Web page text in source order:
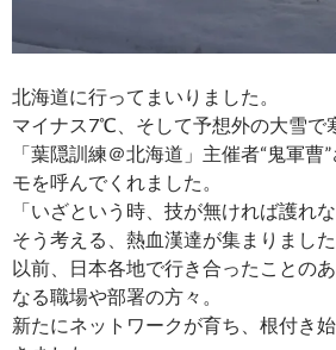
北海道に行ってまいりました。
マイナス7℃、そして予想外の大雪で
「葉隠訓練＠北海道」主催者“鬼軍曹
モを呼んでくれました。
「いざという時、技が無ければ護れな
そう考える、熱血漢達が集まりました
以前、日本各地で行き合ったことの
なる職場や部署の方々。
新たにネットワークが育ち、根付き